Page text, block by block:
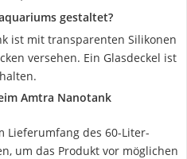
gestaltet?
ist mit transparenten Silikonen
versehen. Ein Glasdeckel ist
Amtra Nanotank
Lieferumfang des 60-Liter-
um das Produkt vor möglichen